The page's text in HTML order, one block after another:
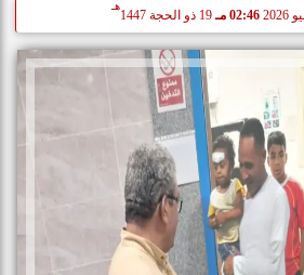
02:46 مـ 19 ذو الحجة 1447
هـ